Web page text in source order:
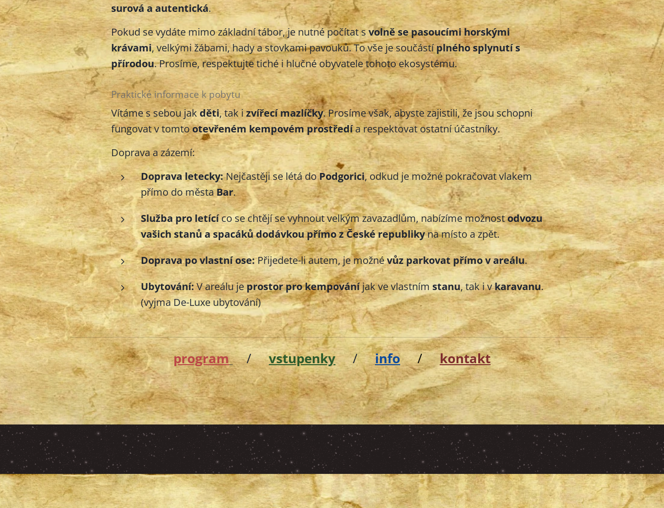
surová a autentická.
Pokud se vydáte mimo základní tábor, je nutné počítat svolně se pasoucími horskými
krávami, velkými žábami, hady a stovkami pavouků. To vše je součástíplného splynutí s
přírodou. Prosíme, respektujte tiché i hlučné obyvatele tohoto ekosystému.
Praktické informace k pobytu
Vítáme s sebou jakděti, tak izvířecí mazlíčky. Prosíme však, abyste zajistili, že jsou schopni
fungovat v tomtootevřeném kempovém prostředía respektovat ostatní účastníky.
Doprava a zázemí:
Doprava letecky:Nejčastěji se létá doPodgorici, odkud je možné pokračovat vlakem
přímo do městaBar.
Služba pro letícíco se chtějí se vyhnout velkým zavazadlům, nabízíme možnostodvozu
vašich stanů a spacáků dodávkou přímo z České republikyna místo a zpět.
Doprava po vlastní ose:Přijedete-li autem, je možnévůz parkovat přímo v areálu.
Ubytování:V areálu jeprostor pro kempováníjak ve vlastním stanu, tak i vkaravanu.
(vyjma De-Luxe ubytování)
program /vstupenky /info / kontakt